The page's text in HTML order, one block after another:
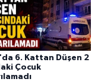
6. Kattan Düşen 2
Çocuk